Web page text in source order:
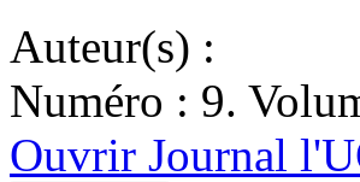
Auteur(s) :
Numéro : 9.
Ouvrir Journal